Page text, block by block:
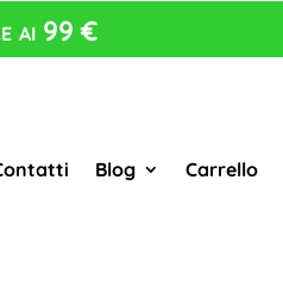
ai 99 €
Blog Carrello